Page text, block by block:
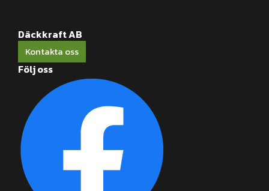
Däckkraft AB
Kontakta oss
Följ oss